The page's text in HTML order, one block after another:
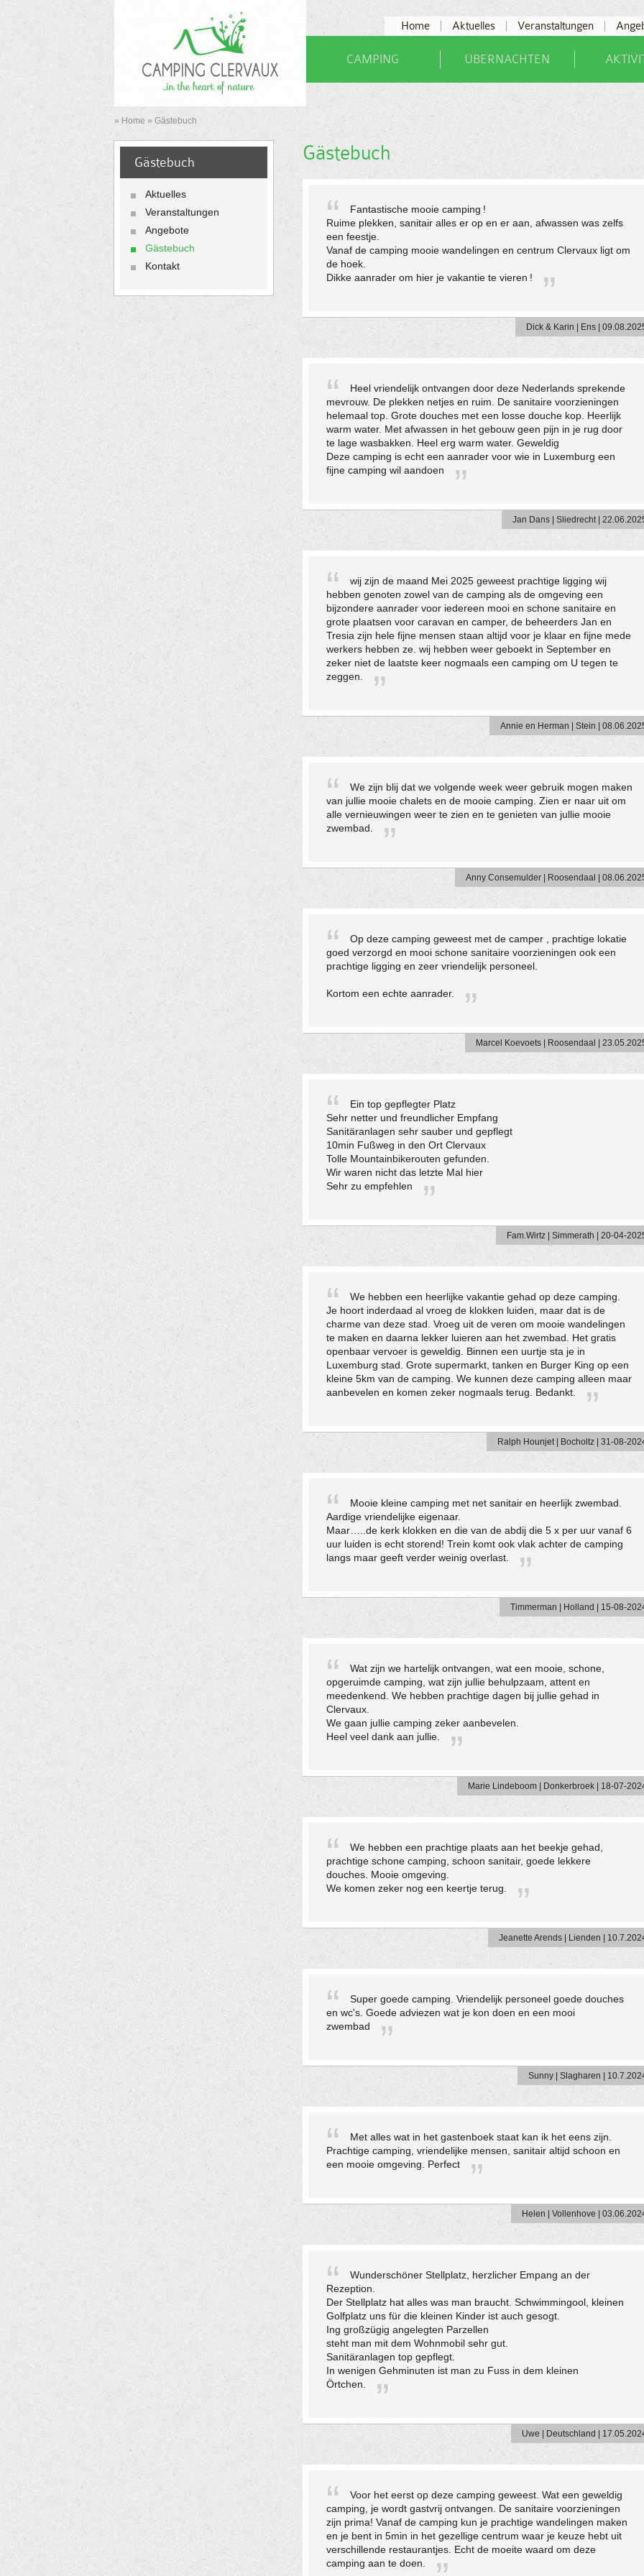
Home Aktuelles Veranstaltungen
CAMPING ÜBERNACHTEN
» Home » Gästebuch
Gästebuch
Aktuelles
Veranstaltungen
Angebote
Gästebuch
Kontakt
Gästebuch
Fantastische mooie camping !
Ruime plekken, sanitair alles er op en er aan, afwassen was zelfs
een feestje.
Vanaf de camping mooie wandelingen en centrum Clervaux ligt om
de hoek.
Dikke aanrader om hier je vakantie te vieren !
Dick & Karin | Ens |
Heel vriendelijk ontvangen door deze Nederlands sprekende
mevrouw. De plekken netjes en ruim. De sanitaire voorzieningen
helemaal top. Grote douches met een losse douche kop. Heerlijk
warm water. Met afwassen in het gebouw geen pijn in je rug door
te lage wasbakken. Heel erg warm water. Geweldig
Deze camping is echt een aanrader voor wie in Luxemburg een
fijne camping wil aandoen
Jan Dans | Sliedrecht |
wij zijn de maand Mei 2025 geweest prachtige ligging wij
hebben genoten zowel van de camping als de omgeving een
bijzondere aanrader voor iedereen mooi en schone sanitaire en
grote plaatsen voor caravan en camper, de beheerders Jan en
Tresia zijn hele fijne mensen staan altijd voor je klaar en fijne mede
werkers hebben ze. wij hebben weer geboekt in September en
zeker niet de laatste keer nogmaals een camping om U tegen te
zeggen.
Annie en Herman | Stein |
We zijn blij dat we volgende week weer gebruik mogen maken
van jullie mooie chalets en de mooie camping. Zien er naar uit om
alle vernieuwingen weer te zien en te genieten van jullie mooie
zwembad.
Anny Consemulder | Roosendaal |
Op deze camping geweest met de camper , prachtige lokatie
goed verzorgd en mooi schone sanitaire voorzieningen ook een
prachtige ligging en zeer vriendelijk personeel.
Kortom een echte aanrader.
Marcel Koevoets | Roosendaal |
Ein top gepflegter Platz
Sehr netter und freundlicher Empfang
Sanitäranlagen sehr sauber und gepflegt
10min Fußweg in den Ort Clervaux
Tolle Mountainbikerouten gefunden.
Wir waren nicht das letzte Mal hier
Sehr zu empfehlen
Fam.Wirtz | Simmerath | 20-04-
We hebben een heerlijke vakantie gehad op deze camping.
Je hoort inderdaad al vroeg de klokken luiden, maar dat is de
charme van deze stad. Vroeg uit de veren om mooie wandelingen
te maken en daarna lekker luieren aan het zwembad. Het gratis
openbaar vervoer is geweldig. Binnen een uurtje sta je in
Luxemburg stad. Grote supermarkt, tanken en Burger King op een
kleine 5km van de camping. We kunnen deze camping alleen maar
aanbevelen en komen zeker nogmaals terug. Bedankt.
Ralph Hounjet | Bocholtz | 31-08-
Mooie kleine camping met net sanitair en heerlijk zwembad.
Aardige vriendelijke eigenaar.
Maar…..de kerk klokken en die van de abdij die 5 x per uur vanaf 6
uur luiden is echt storend! Trein komt ook vlak achter de camping
langs maar geeft verder weinig overlast.
Timmerman | Holland | 15-08-
Wat zijn we hartelijk ontvangen, wat een mooie, schone,
opgeruimde camping, wat zijn jullie behulpzaam, attent en
meedenkend. We hebben prachtige dagen bij jullie gehad in
Clervaux.
We gaan jullie camping zeker aanbevelen.
Heel veel dank aan jullie.
Marie Lindeboom | Donkerbroek | 18-07-
We hebben een prachtige plaats aan het beekje gehad,
prachtige schone camping, schoon sanitair, goede lekkere
douches. Mooie omgeving.
We komen zeker nog een keertje terug.
Jeanette Arends | Lienden |
Super goede camping. Vriendelijk personeel goede douches
en wc's. Goede adviezen wat je kon doen en een mooi
zwembad
Sunny | Slagharen |
Met alles wat in het gastenboek staat kan ik het eens zijn.
Prachtige camping, vriendelijke mensen, sanitair altijd schoon en
een mooie omgeving. Perfect
Helen | Vollenhove |
Wunderschöner Stellplatz, herzlicher Empang an der
Rezeption.
Der Stellplatz hat alles was man braucht. Schwimmingool, kleinen
Golfplatz uns für die kleinen Kinder ist auch gesogt.
Ing großzügig angelegten Parzellen
steht man mit dem Wohnmobil sehr gut.
Sanitäranlagen top gepflegt.
In wenigen Gehminuten ist man zu Fuss in dem kleinen
Örtchen.
Uwe | Deutschland |
Voor het eerst op deze camping geweest. Wat een geweldig
camping, je wordt gastvrij ontvangen. De sanitaire voorzieningen
zijn prima! Vanaf de camping kun je prachtige wandelingen maken
en je bent in 5min in het gezellige centrum waar je keuze hebt uit
verschillende restaurantjes. Echt de moeite waard om deze
camping aan te doen.